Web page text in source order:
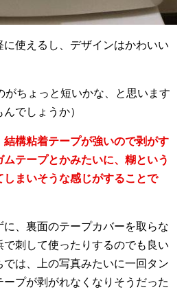
使えるし、デザインはかわいい
がちょっと短いかな、と思います
でしょうか）
構粘着テープが強いので剥がす
テープとかみたいに、糊という
まいそうな感じがすることで
、裏面のテープカバーを取らな
刺して使ったりするのでも良い
は、上の写真みたいに一回タン
プが剥がれなくなりそうだった